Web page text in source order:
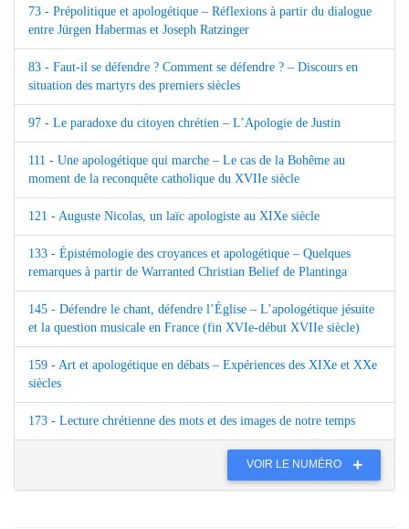
73 - Prépolitique et apologétique – Réflexions à partir du dialogue
entre Jürgen Habermas et Joseph Ratzinger
83 - Faut-il se défendre ? Comment se défendre ? – Discours en
situation des martyrs des premiers siècles
97 - Le paradoxe du citoyen chrétien – L’Apologie de Justin
111 - Une apologétique qui marche – Le cas de la Bohême au
moment de la reconquête catholique du XVIIe siècle
121 - Auguste Nicolas, un laïc apologiste au XIXe siècle
133 - Épistémologie des croyances et apologétique – Quelques
remarques à partir de Warranted Christian Belief de Plantinga
145 - Défendre le chant, défendre l’Église – L’apologétique jésuite
et la question musicale en France (fin XVIe-début XVIIe siècle)
159 - Art et apologétique en débats – Expériences des XIXe et XXe
siècles
173 - Lecture chrétienne des mots et des images de notre temps
VOIR LE NUMÉRO